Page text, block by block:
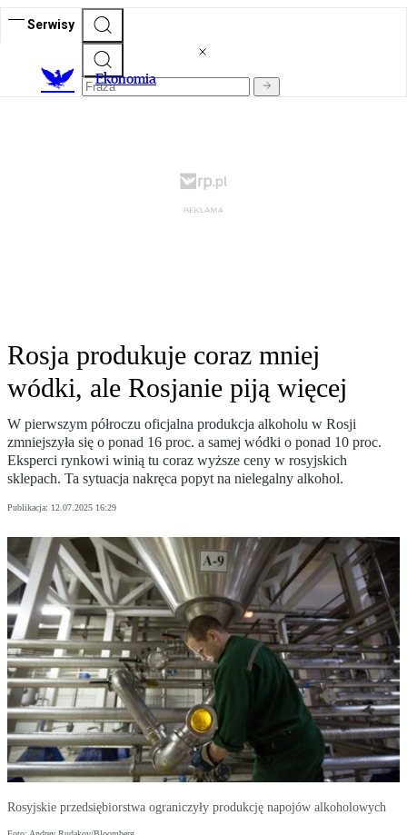
Serwisy
Ekonomia
Rosja produkuje coraz mniej
wódki, ale Rosjanie piją więcej
W pierwszym półroczu oficjalna produkcja alkoholu w Rosji
zmniejszyła się o ponad 16 proc. a samej wódki o ponad 10 proc.
Eksperci rynkowi winią tu coraz wyższe ceny w rosyjskich
sklepach. Ta sytuacja nakręca popyt na nielegalny alkohol.
Publikacja: 12.07.2025 16:29
Rosyjskie przedsiębiorstwa ograniczyły produkcję napojów alkoholowych